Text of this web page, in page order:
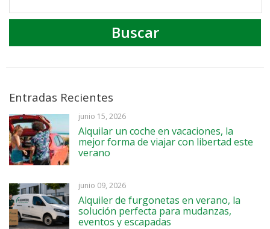
Entradas Recientes
junio 15, 2026
Alquilar un coche en vacaciones, la
mejor forma de viajar con libertad este
verano
junio 09, 2026
Alquiler de furgonetas en verano, la
solución perfecta para mudanzas,
eventos y escapadas